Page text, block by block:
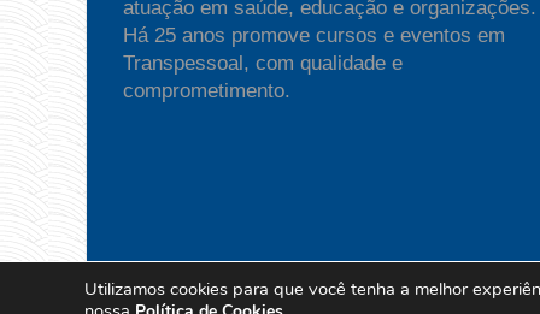
atuação em saúde, educação e organizações.
Há 25 anos promove cursos e eventos em
Transpessoal, com qualidade e
comprometimento.
Copyright Alubrat - All Rights Reserved |
Utilizamos cookies para que você tenha a melhor